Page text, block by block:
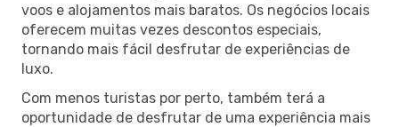
voos e alojamentos mais baratos. Os negócios locais
oferecem muitas vezes descontos especiais,
tornando mais fácil desfrutar de experiências de
luxo.
Com menos turistas por perto, também terá a
oportunidade de desfrutar de uma experiência mais